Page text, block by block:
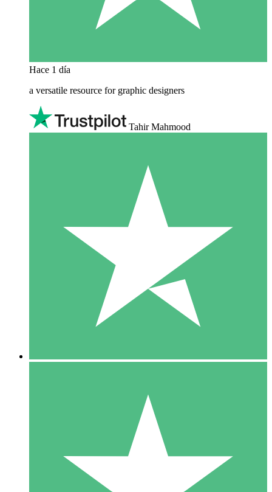
Hace 1 día
a versatile resource for graphic designers
Tahir Mahmood